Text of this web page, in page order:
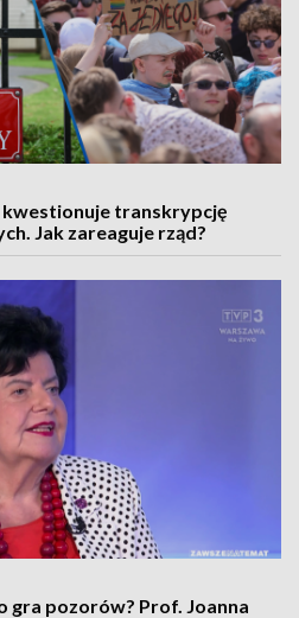
transkrypcję
Jak zareaguje rząd?
gra pozorów? Prof. Joanna